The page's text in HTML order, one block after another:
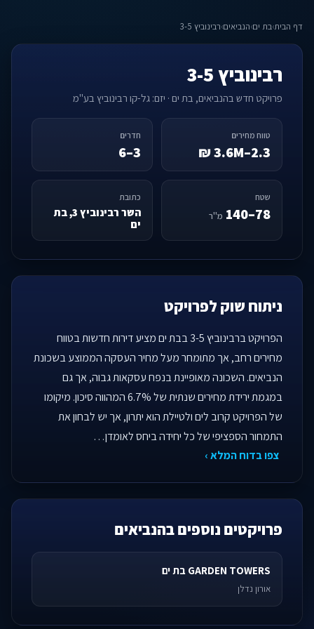
דף הבית›בת ים›הנביאים›רבינוביץ 3-5
רבינוביץ 3-5
פרויקט חדש בהנביאים, בת ים · יזם: גל-קו רבינוביץ בע"מ
טווח מחירים
2.3–3.6M ₪
חדרים
3–6
שטח
78–140 מ"ר
כתובת
השר רבינוביץ 3, בת
ים
ניתוח שוק לפרויקט
הפרויקט ברבינוביץ 3-5 בבת ים מציע דירות חדשות בטווח
מחירים רחב, אך מתומחר מעל מחיר העסקה הממוצע בשכונת
הנביאים. השכונה מאופיינת בנפח עסקאות גבוה, אך גם
במגמת ירידת מחירים שנתית של 6.7% המהווה סיכון. מיקומו
של הפרויקט קרוב לים ולטיילת הוא יתרון, אך יש לבחון את
התמחור הספציפי של כל יחידה ביחס לאומדן…
צפו בדוח המלא ›
פרויקטים נוספים בהנביאים
GARDEN TOWERS בת ים
אורון נדלן